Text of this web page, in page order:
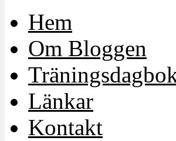
Hem
Om Bloggen
Länkar
Kontakt